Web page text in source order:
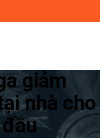
giảm
nhà cho